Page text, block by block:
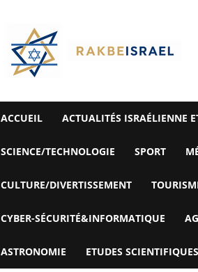
Rak
Be
Israel-
Alyaexpress-
News
ACCUEIL ACTUALITÉS ISRAÉLIENNE
SCIENCE/TECHNOLOGIE SPORT
CULTURE/DIVERTISSEMENT
CYBER-SÉCURITÉ&INFORMATIQUE
ASTRONOMIE ETUDES